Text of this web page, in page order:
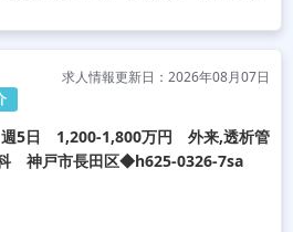
求人情報更新日：2026年08月07日
5日 1,200-1,800万円 外来,透析管
神戸市長田区◆h625-0326-7sa